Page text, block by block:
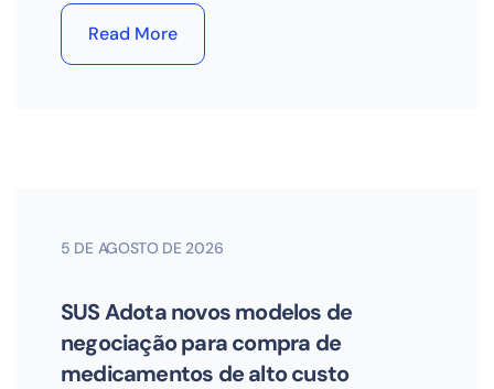
Read More
5 DE AGOSTO DE 2026
SUS Adota novos modelos de
negociação para compra de
medicamentos de alto custo